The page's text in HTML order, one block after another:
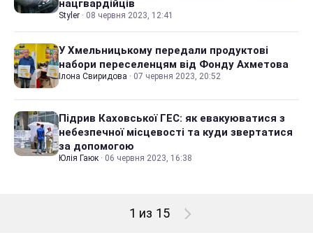
нацгвардійців
Styler · 08 червня 2023, 12:41
У Хмельницькому передали продуктові
набори переселенцям від Фонду Ахметова
Ілона Свиридова · 07 червня 2023, 20:52
Підрив Каховської ГЕС: як евакуюватися з
небезпечної місцевості та куди звертатися
за допомогою
Юлія Гаюк · 06 червня 2023, 16:38
1 из 15